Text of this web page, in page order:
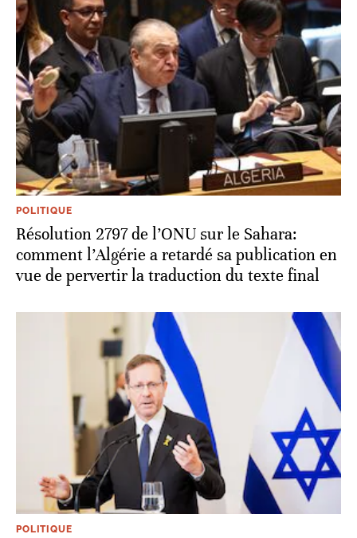
POLITIQUE
Résolution 2797 de l’ONU sur le Sahara:
comment l’Algérie a retardé sa publication en
vue de pervertir la traduction du texte final
POLITIQUE